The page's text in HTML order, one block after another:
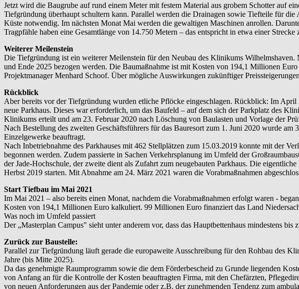
Jetzt wird die Baugrube auf rund einem Meter mit festem Material aus grobem Schotter auf
Tiefgründung überhaupt schultern kann. Parallel werden die Drainagen sowie Tiefteile für
Küste notwendig. Im nächsten Monat Mai werden die gewaltigen Maschinen anrollen.
Tragpfähle haben eine Gesamtlänge von 14.750 Metern – das entspricht in etwa einer
Weiterer Meilenstein
Die Tiefgründung ist ein weiterer Meilenstein für den Neubau des Klinikums
und Ende 2025 bezogen werden. Die Baumaßnahme ist mit Kosten von 194,1 Millionen
Projektmanager Menhard Schoof. Über mögliche Auswirkungen zukünftiger
Rückblick
Aber bereits vor der Tiefgründung wurden etliche Pflöcke eingeschlagen. Rückblick: Im
neue Parkhaus. Dieses war erforderlich, um das Baufeld – auf dem sich der Parkplatz des
Klinikums erteilt und am 23. Februar 2020 nach Löschung von Baulasten und Vorlage der
Nach Bestellung des zweiten Geschäftsführers für das Bauresort zum 1. Juni 2020 wurde
Einzelgewerke beauftragt.
Nach Inbetriebnahme des Parkhauses mit 462 Stellplätzen zum 15.03.2019 konnte mit der
begonnen werden. Zudem passierte in Sachen Verkehrsplanung im Umfeld der
der Jade-Hochschule, der zweite dient als Zufahrt zum neugebauten Parkhaus. Die
Herbst 2019 starten. Mit Abnahme am 24. März 2021 waren die Vorabmaßnahmen
Start Tiefbau im Mai 2021
Im Mai 2021 – also bereits einen Monat, nachdem die Vorabmaßnahmen erfolgt waren -
Kosten von 194,1 Millionen Euro kalkuliert. 99 Millionen Euro finanziert das Land
Was noch im Umfeld passiert
Der „Masterplan Campus" sieht unter anderem vor, dass das Hauptbettenhaus mindestens
Zurück zur Baustelle:
Parallel zur Tiefgründung läuft gerade die europaweite Ausschreibung für den Rohbau des
Jahre (bis Mitte 2025).
Da das genehmigte Raumprogramm sowie die dem Förderbescheid zu Grunde liegenden
von Anfang an für die Kontrolle der Kosten beauftragten Firma, mit den Chefärzten,
von neuen Anforderungen aus der Pandemie oder z.B. der zunehmenden Tendenz zum